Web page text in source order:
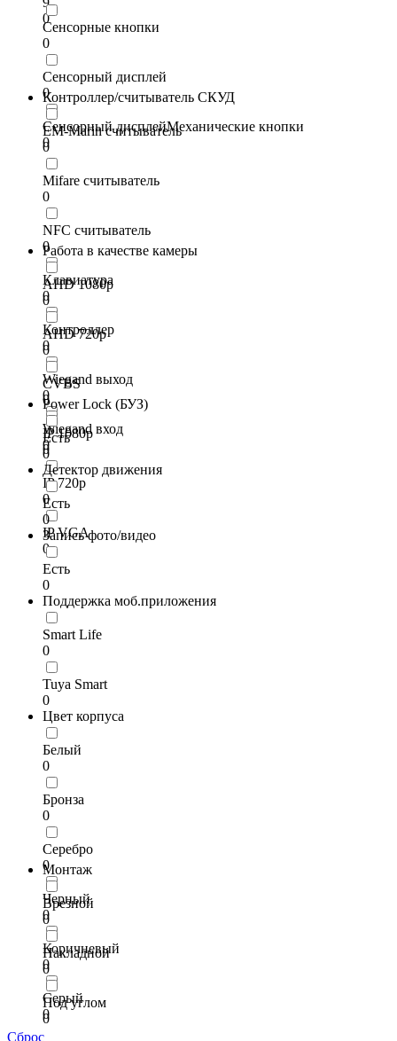
0
Сенсорные кнопки
0
Сенсорный дисплей
0
Сенсорный дисплейМеханические кнопки
0
Контроллер/считыватель СКУД
EM-Marin считыватель
0
Mifare считыватель
0
NFC считыватель
0
Клавиатура
0
Контроллер
0
Wiegand выход
0
Wiegand вход
0
Работа в качестве камеры
AHD 1080p
0
AHD 720p
0
CVBS
0
IP 1080p
0
IP 720p
0
IP VGA
0
Power Lock (БУЗ)
Есть
0
Детектор движения
Есть
0
Запись фото/видео
Есть
0
Поддержка моб.приложения
Smart Life
0
Tuya Smart
0
Цвет корпуса
Белый
0
Бронза
0
Серебро
0
Черный
0
Коричневый
0
Серый
0
Монтаж
Врезной
0
Накладной
0
Под углом
0
Сброс